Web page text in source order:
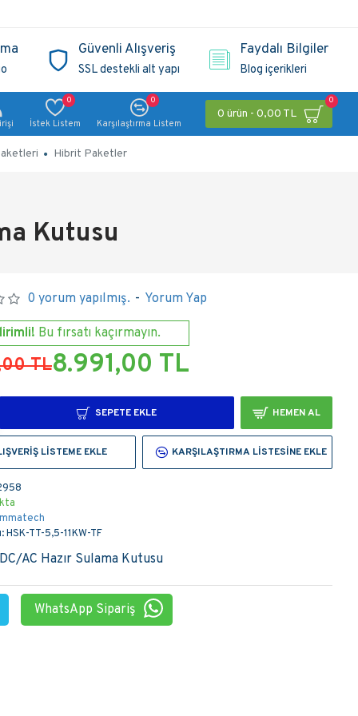
Güvenli Alışveriş
SSL destekli alt yapı
Faydalı Bilgiler
Blog içerikleri
İstek Listem
0
Karşılaştırma Listem
0
0 ürün - 0,00 TL
0
Hibrit Paketler
Kutusu
HSK-TT-5,5-11KW-TF
AC Hazır Sulama Kutusu
WhatsApp Sipariş
0 yorum yapılmış. - Yorum Yap
Bu fırsatı kaçırmayın.
TL8.991,00 TL
SEPETE EKLE HEMEN AL
LISTEME EKLE KARŞILAŞTIRMA LISTESINE EKLE